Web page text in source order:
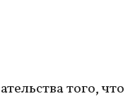
того, что